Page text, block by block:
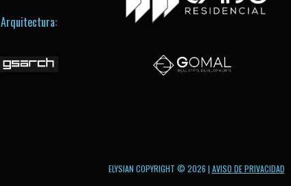
Arquitectura:
ELYSIAN COPYRIGHT © 2026 | AVISO DE PRIVACIDAD